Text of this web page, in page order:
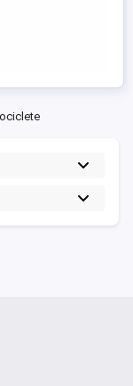
și mai rar
aproximativ
foarte bine. Este